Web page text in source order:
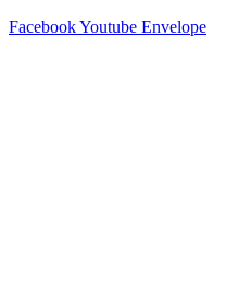
FacebookYoutube Envelope